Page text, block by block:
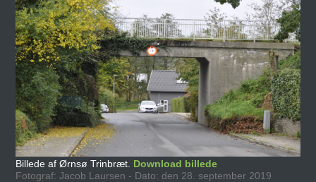
Billede af Ørnsø Trinbræt. Download billede
Fotograf: Jacob Laursen - Dato: den 28. september 2019